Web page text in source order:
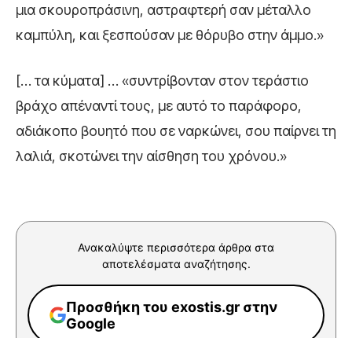
μια σκουροπράσινη, αστραφτερή σαν μέταλλο
καμπύλη, και ξεσπούσαν με θόρυβο στην άμμο.»
[… τα κύματα] … «συντρίβονταν στον τεράστιο
βράχο απέναντί τους, με αυτό το παράφορο,
αδιάκοπο βουητό που σε ναρκώνει, σου παίρνει τη
λαλιά, σκοτώνει την αίσθηση του χρόνου.»
Ανακαλύψτε περισσότερα άρθρα στα
αποτελέσματα αναζήτησης.
Προσθήκη του exostis.gr στην
Google